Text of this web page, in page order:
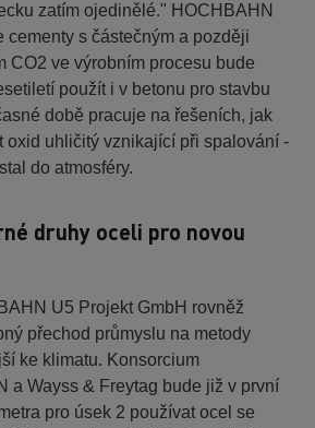
zatím ojedinělé." HOCHBAHN
cementy s částečným a později
CO2 ve výrobním procesu bude
použít i v betonu pro stavbu
době pracuje na řešeních, jak
oxid uhličitý vznikající při spalování -
do atmosféry.
druhy oceli pro novou
U5 Projekt GmbH rovněž
přechod průmyslu na metody
ke klimatu. Konsorcium
a Wayss & Freytag bude již v první
pro úsek 2 používat ocel se